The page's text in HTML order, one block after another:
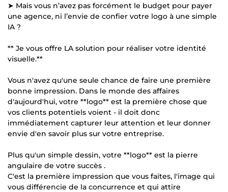
➤ Mais vous n’avez pas forcément le budget pour payer
une agence, ni l’envie de confier votre logo à une simple
IA ?
** Je vous offre LA solution pour réaliser votre identité
visuelle.**
Vous n'avez qu'une seule chance de faire une première
bonne impression. Dans le monde des affaires
d'aujourd'hui, votre **logo** est la première chose que
vos clients potentiels voient - il doit donc
immédiatement capturer leur attention et leur donner
envie d'en savoir plus sur votre entreprise.
Plus qu'un simple dessin, votre **logo** est la pierre
angulaire de votre succès .
C'est la première impression que vous faites, l'image qui
vous différencie de la concurrence et qui attire